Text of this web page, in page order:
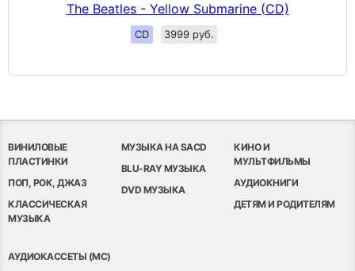
The Beatles - Yellow Submarine (CD)
CD 3999 руб.
ВИНИЛОВЫЕ
ПЛАСТИНКИ
ПОП, РОК, ДЖАЗ
КЛАССИЧЕСКАЯ
МУЗЫКА
МУЗЫКА НА SACD
BLU-RAY МУЗЫКА
DVD МУЗЫКА
КИНО И
МУЛЬТФИЛЬМЫ
АУДИОКНИГИ
ДЕТЯМ И РОДИТЕЛЯМ
АУДИОКАССЕТЫ (MC)